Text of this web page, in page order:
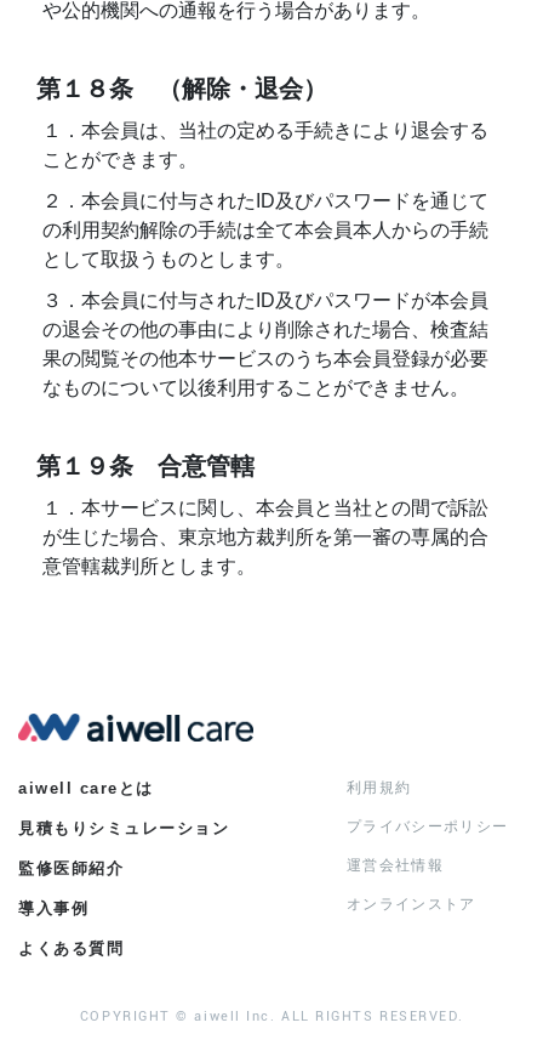
や公的機関への通報を行う場合があります。
第１８条 （解除・退会）
１．本会員は、当社の定める手続きにより退会する
ことができます。
２．本会員に付与されたID及びパスワードを通じて
の利用契約解除の手続は全て本会員本人からの手続
として取扱うものとします。
３．本会員に付与されたID及びパスワードが本会員
の退会その他の事由により削除された場合、検査結
果の閲覧その他本サービスのうち本会員登録が必要
なものについて以後利用することができません。
第１９条 合意管轄
１．本サービスに関し、本会員と当社との間で訴訟
が生じた場合、東京地方裁判所を第一審の専属的合
意管轄裁判所とします。
aiwell careとは
見積もりシミュレーション
監修医師紹介
導入事例
よくある質問
利用規約
プライバシーポリシー
運営会社情報
オンラインストア
COPYRIGHT © aiwell Inc. ALL RIGHTS RESERVED.